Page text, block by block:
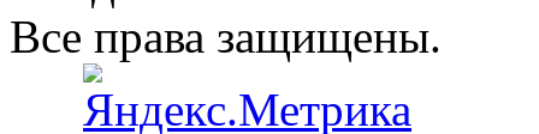
Все права защищены.